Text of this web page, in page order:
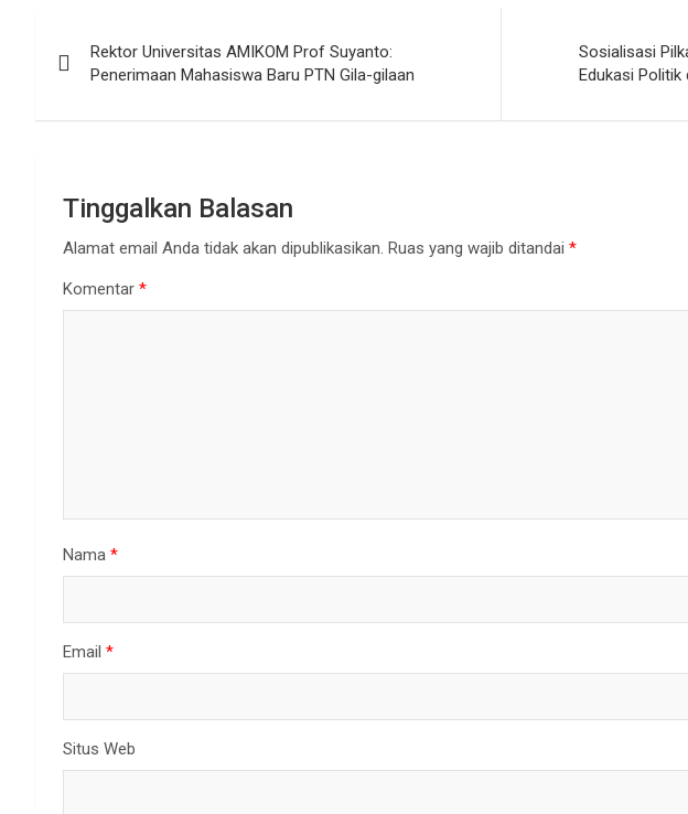
pos
Rektor Universitas AMIKOM Prof Suyanto:
Penerimaan Mahasiswa Baru PTN Gila-gilaan
Sosialisasi
Edukasi
Tinggalkan Balasan
Alamat email Anda tidak akan dipublikasikan. Ruas yang wajib ditandai *
Komentar *
Nama *
Email *
Situs Web